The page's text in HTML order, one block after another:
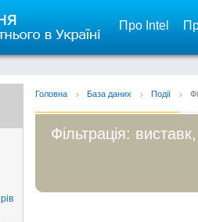
Про Intel
Головна База даних Події
Фільтрація: